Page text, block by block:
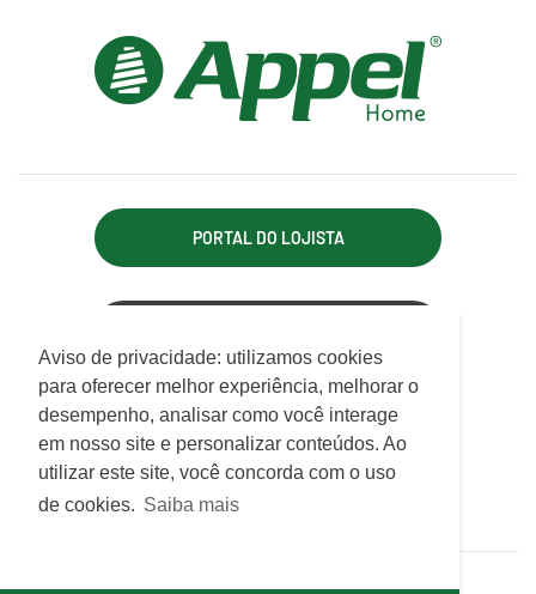
Utilizamos cookies para oferecer melhor
experiência, melhorar o desempenho, analisar
como você interage em nosso site e
personalizar conteúdo.
Recusar Cookies Aceitar Cookies
PORTAL DO LOJISTA
APPEL INDÚSTRIA TÊXTIL LTDA.
Rodovia Antônio Heil, km 21, 7.550 - Limoeiro
CEP 88352-502 - Brusque - SC
ATENDIMENTO
De Segunda a Sexta das 07h30 às 12h e das 13h às 17h15
Aviso de privacidade: utilizamos cookies
para oferecer melhor experiência, melhorar o
desempenho, analisar como você interage
em nosso site e personalizar conteúdos. Ao
utilizar este site, você concorda com o uso
de cookies. Saiba mais